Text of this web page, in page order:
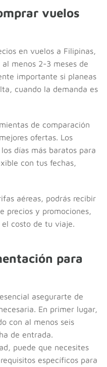
vuelos
en vuelos a Filipinas,
menos 2-3 meses de
importante si planeas
cuando la demanda es
de comparación
ofertas. Los
días más baratos para
con tus fechas,
aéreas, podrás recibir
precios y promociones,
costo de tu viaje.
para
asegurarte de
En primer lugar,
con al menos seis
de entrada.
puede que necesites
específicos para